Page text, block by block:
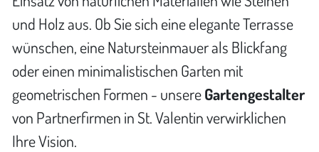
und Holz aus. Ob Sie sich eine elegante Terrasse
wünschen, eine Natursteinmauer als Blickfang
oder einen minimalistischen Garten mit
geometrischen Formen - unsereGartengestalter
von Partnerfirmen in St. Valentin verwirklichen
Ihre Vision.